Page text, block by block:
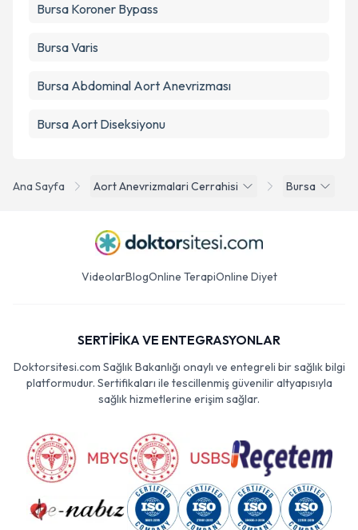
Ana Sayfa Aort Anevrizmalari Cerrahisi Bursa
Bursa Koroner Bypass
Bursa Varis
Bursa Abdominal Aort Anevrizması
Bursa Aort Diseksiyonu
VideolarBlogOnline TerapiOnline Diyet
SERTİFİKA VE ENTEGRASYONLAR
Doktorsitesi.com Sağlık Bakanlığı onaylı ve entegreli bir sağlık bilgi
platformudur. Sertifikaları ile tescillenmiş güvenilir altyapısıyla
sağlık hizmetlerine erişim sağlar.